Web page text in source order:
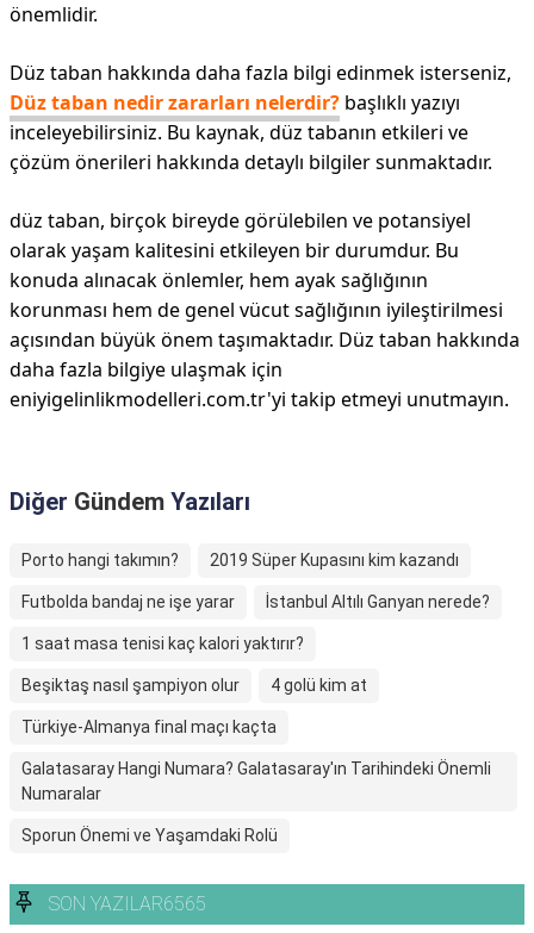
önemlidir.
Düz taban hakkında daha fazla bilgi edinmek isterseniz,
Düz taban nedir zararları nelerdir? başlıklı yazıyı
inceleyebilirsiniz. Bu kaynak, düz tabanın etkileri ve
çözüm önerileri hakkında detaylı bilgiler sunmaktadır.
düz taban, birçok bireyde görülebilen ve potansiyel
olarak yaşam kalitesini etkileyen bir durumdur. Bu
konuda alınacak önlemler, hem ayak sağlığının
korunması hem de genel vücut sağlığının iyileştirilmesi
açısından büyük önem taşımaktadır. Düz taban hakkında
daha fazla bilgiye ulaşmak için
eniyigelinlikmodelleri.com.tr'yi takip etmeyi unutmayın.
Diğer Gündem Yazıları
Porto hangi takımın? 2019 Süper Kupasını kim kazandı
Futbolda bandaj ne işe yarar İstanbul Altılı Ganyan nerede?
1 saat masa tenisi kaç kalori yaktırır?
Beşiktaş nasıl şampiyon olur 4 golü kim at
Türkiye-Almanya final maçı kaçta
Galatasaray Hangi Numara? Galatasaray'ın Tarihindeki Önemli
Numaralar
Sporun Önemi ve Yaşamdaki Rolü
SON YAZILAR6565